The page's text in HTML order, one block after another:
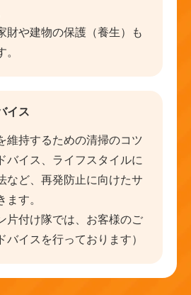
財や建物の保護（養生）も
。
イス
維持するための清掃のコツ
バイス、ライフスタイルに
など、再発防止に向けたサ
ます。
片付け隊では、お客様のご
バイスを行っております）